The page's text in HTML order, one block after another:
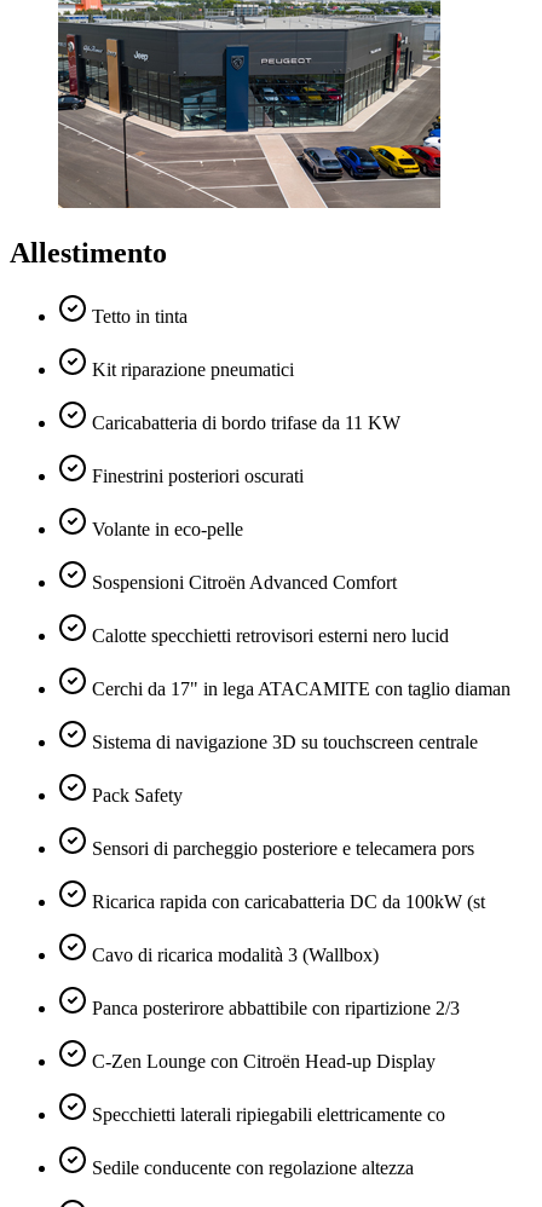
Allestimento
Tetto in tinta
Kit riparazione pneumatici
Caricabatteria di bordo trifase da 11 KW
Finestrini posteriori oscurati
Volante in eco-pelle
Sospensioni Citroën Advanced Comfort
Calotte specchietti retrovisori esterni nero lucid
Cerchi da 17" in lega ATACAMITE con taglio diaman
Sistema di navigazione 3D su touchscreen centrale
Pack Safety
Sensori di parcheggio posteriore e telecamera pors
Ricarica rapida con caricabatteria DC da 100kW (st
Cavo di ricarica modalità 3 (Wallbox)
Panca posterirore abbattibile con ripartizione 2/3
C-Zen Lounge con Citroën Head-up Display
Specchietti laterali ripiegabili elettricamente co
Sedile conducente con regolazione altezza